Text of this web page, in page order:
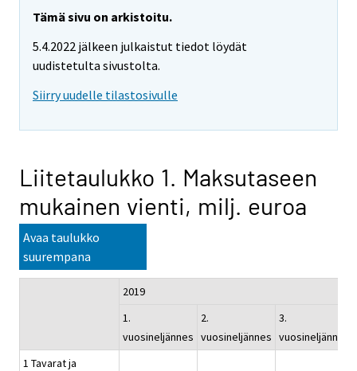
Tämä sivu on arkistoitu.
5.4.2022 jälkeen julkaistut tiedot löydät
uudistetulta sivustolta.
Siirry uudelle tilastosivulle
Liitetaulukko 1. Maksutaseen
mukainen vienti, milj. euroa
Avaa taulukko
suurempana
2019
1.
vuosineljännes
2.
vuosineljännes
3.
vuosineljännes
1 Tavarat ja